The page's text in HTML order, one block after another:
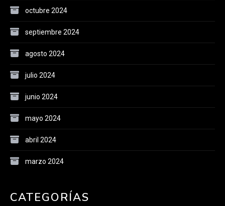
octubre 2024
septiembre 2024
agosto 2024
julio 2024
junio 2024
mayo 2024
abril 2024
marzo 2024
CATEGORÍAS